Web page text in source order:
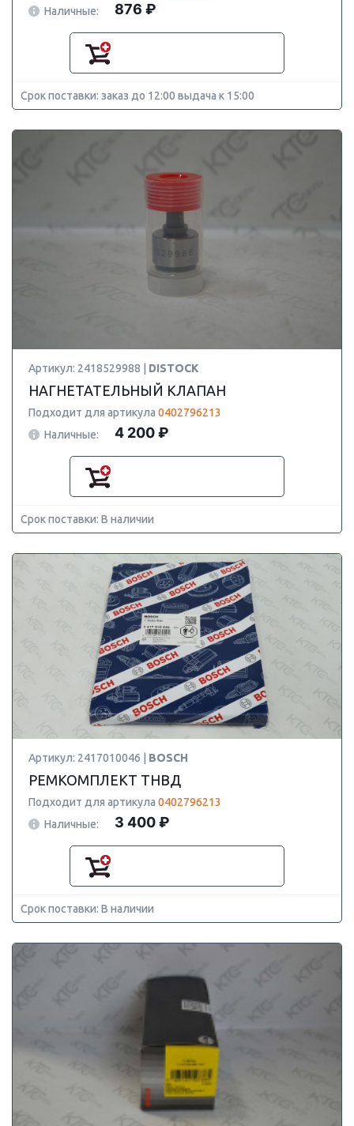
Наличные:
876 ₽
Срок поставки: заказ до 12:00 выдача к 15:00
Артикул: 2418529988 | DISTOCK
НАГНЕТАТЕЛЬНЫЙ КЛАПАН
Подходит для артикула 0402796213
Наличные:
4 200 ₽
Срок поставки: В наличии
Артикул: 2417010046 | BOSCH
РЕМКОМПЛЕКТ ТНВД
Подходит для артикула 0402796213
Наличные:
3 400 ₽
Срок поставки: В наличии